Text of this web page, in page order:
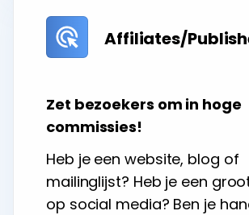
Affiliates/
Zet bezoekers om in hoge
commissies!
Heb je een website, blog of
mailinglijst? Heb je een
op social media? Ben je